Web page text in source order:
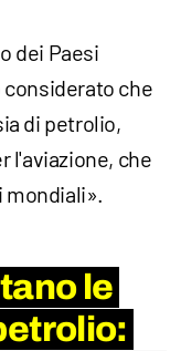
dei Paesi
che
di petrolio,
l'aviazione, che
mondiali».
le